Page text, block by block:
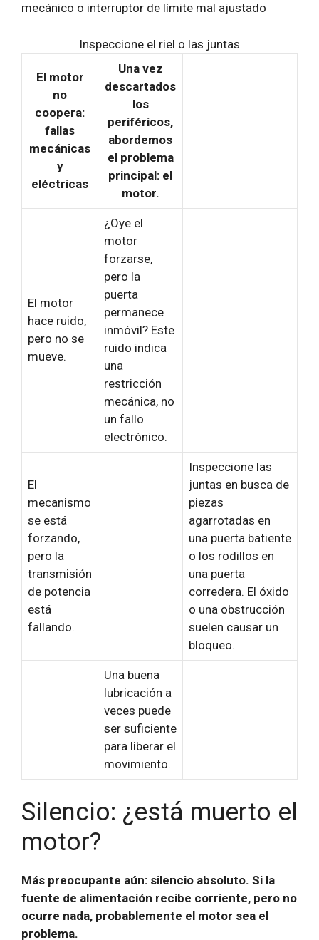
mecánico o interruptor de límite mal ajustado
Inspeccione el riel o las juntas
El motor
no
coopera:
fallas
mecánicas
y
eléctricas
Una vez
descartados
los
periféricos,
abordemos
el problema
principal: el
motor.
El motor
hace ruido,
pero no se
mueve.
¿Oye el
motor
forzarse,
pero la
puerta
permanece
inmóvil? Este
ruido indica
una
restricción
mecánica, no
un fallo
electrónico.
El
mecanismo
se está
forzando,
pero la
transmisión
de potencia
está
fallando.
Inspeccione las
juntas en busca de
piezas
agarrotadas en
una puerta batiente
o los rodillos en
una puerta
corredera. El óxido
o una obstrucción
suelen causar un
bloqueo.
Una buena
lubricación a
veces puede
ser suficiente
para liberar el
movimiento.
Silencio: ¿está muerto el
motor?
Más preocupante aún: silencio absoluto. Si la
fuente de alimentación recibe corriente, pero no
ocurre nada, probablemente el motor sea el
problema.